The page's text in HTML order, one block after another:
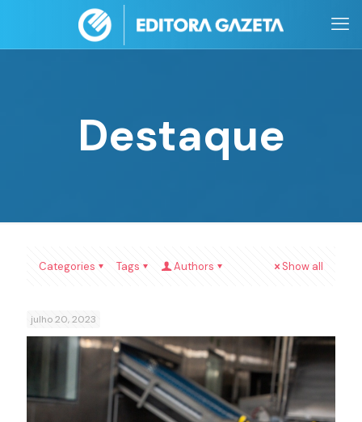
Destaque
Categories Tags Authors Show all
julho 20, 2023